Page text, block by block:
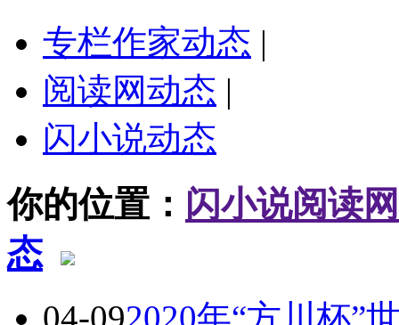
专栏作家动态 |
阅读网动态 |
闪小说动态
你的位置： 闪小说阅读网
态